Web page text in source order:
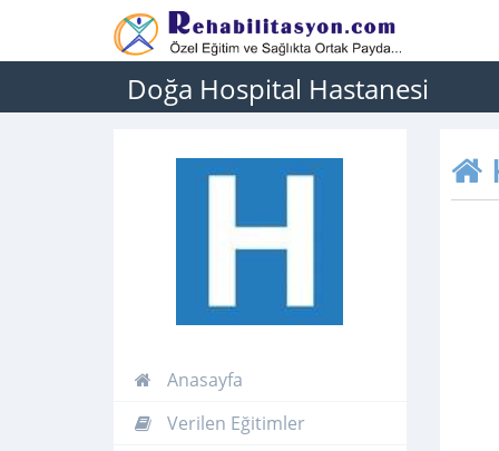
Doğa Hospital Hastanesi
Anasayfa
Verilen Eğitimler